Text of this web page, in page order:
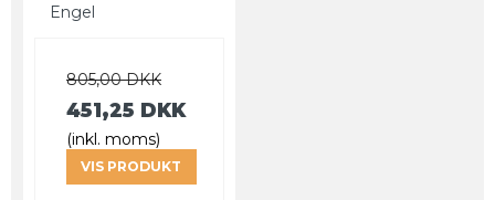
Engel
805,00 DKK
451,25 DKK
(inkl. moms)
VIS PRODUKT